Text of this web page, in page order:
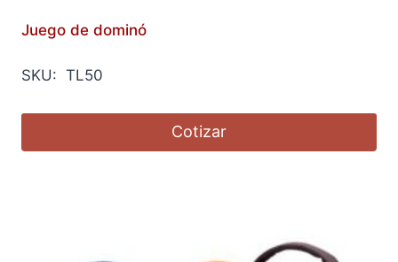
Juego de dominó
SKU: TL50
Cotizar